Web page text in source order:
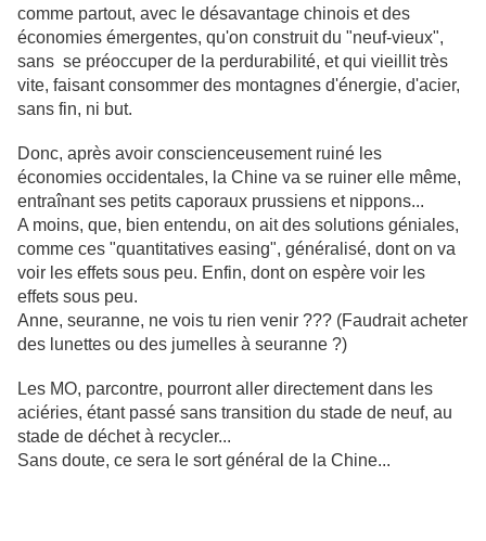
comme partout, avec le désavantage chinois et des
économies émergentes, qu'on construit du "neuf-vieux",
sans se préoccuper de la perdurabilité, et qui vieillit très
vite, faisant consommer des montagnes d'énergie, d'acier,
sans fin, ni but.
Donc, après avoir conscienceusement ruiné les
économies occidentales, la Chine va se ruiner elle même,
entraînant ses petits caporaux prussiens et nippons...
A moins, que, bien entendu, on ait des solutions géniales,
comme ces "quantitatives easing", généralisé, dont on va
voir les effets sous peu. Enfin, dont on espère voir les
effets sous peu.
Anne, seuranne, ne vois tu rien venir ??? (Faudrait acheter
des lunettes ou des jumelles à seuranne ?)
Les MO, parcontre, pourront aller directement dans les
aciéries, étant passé sans transition du stade de neuf, au
stade de déchet à recycler...
Sans doute, ce sera le sort général de la Chine...